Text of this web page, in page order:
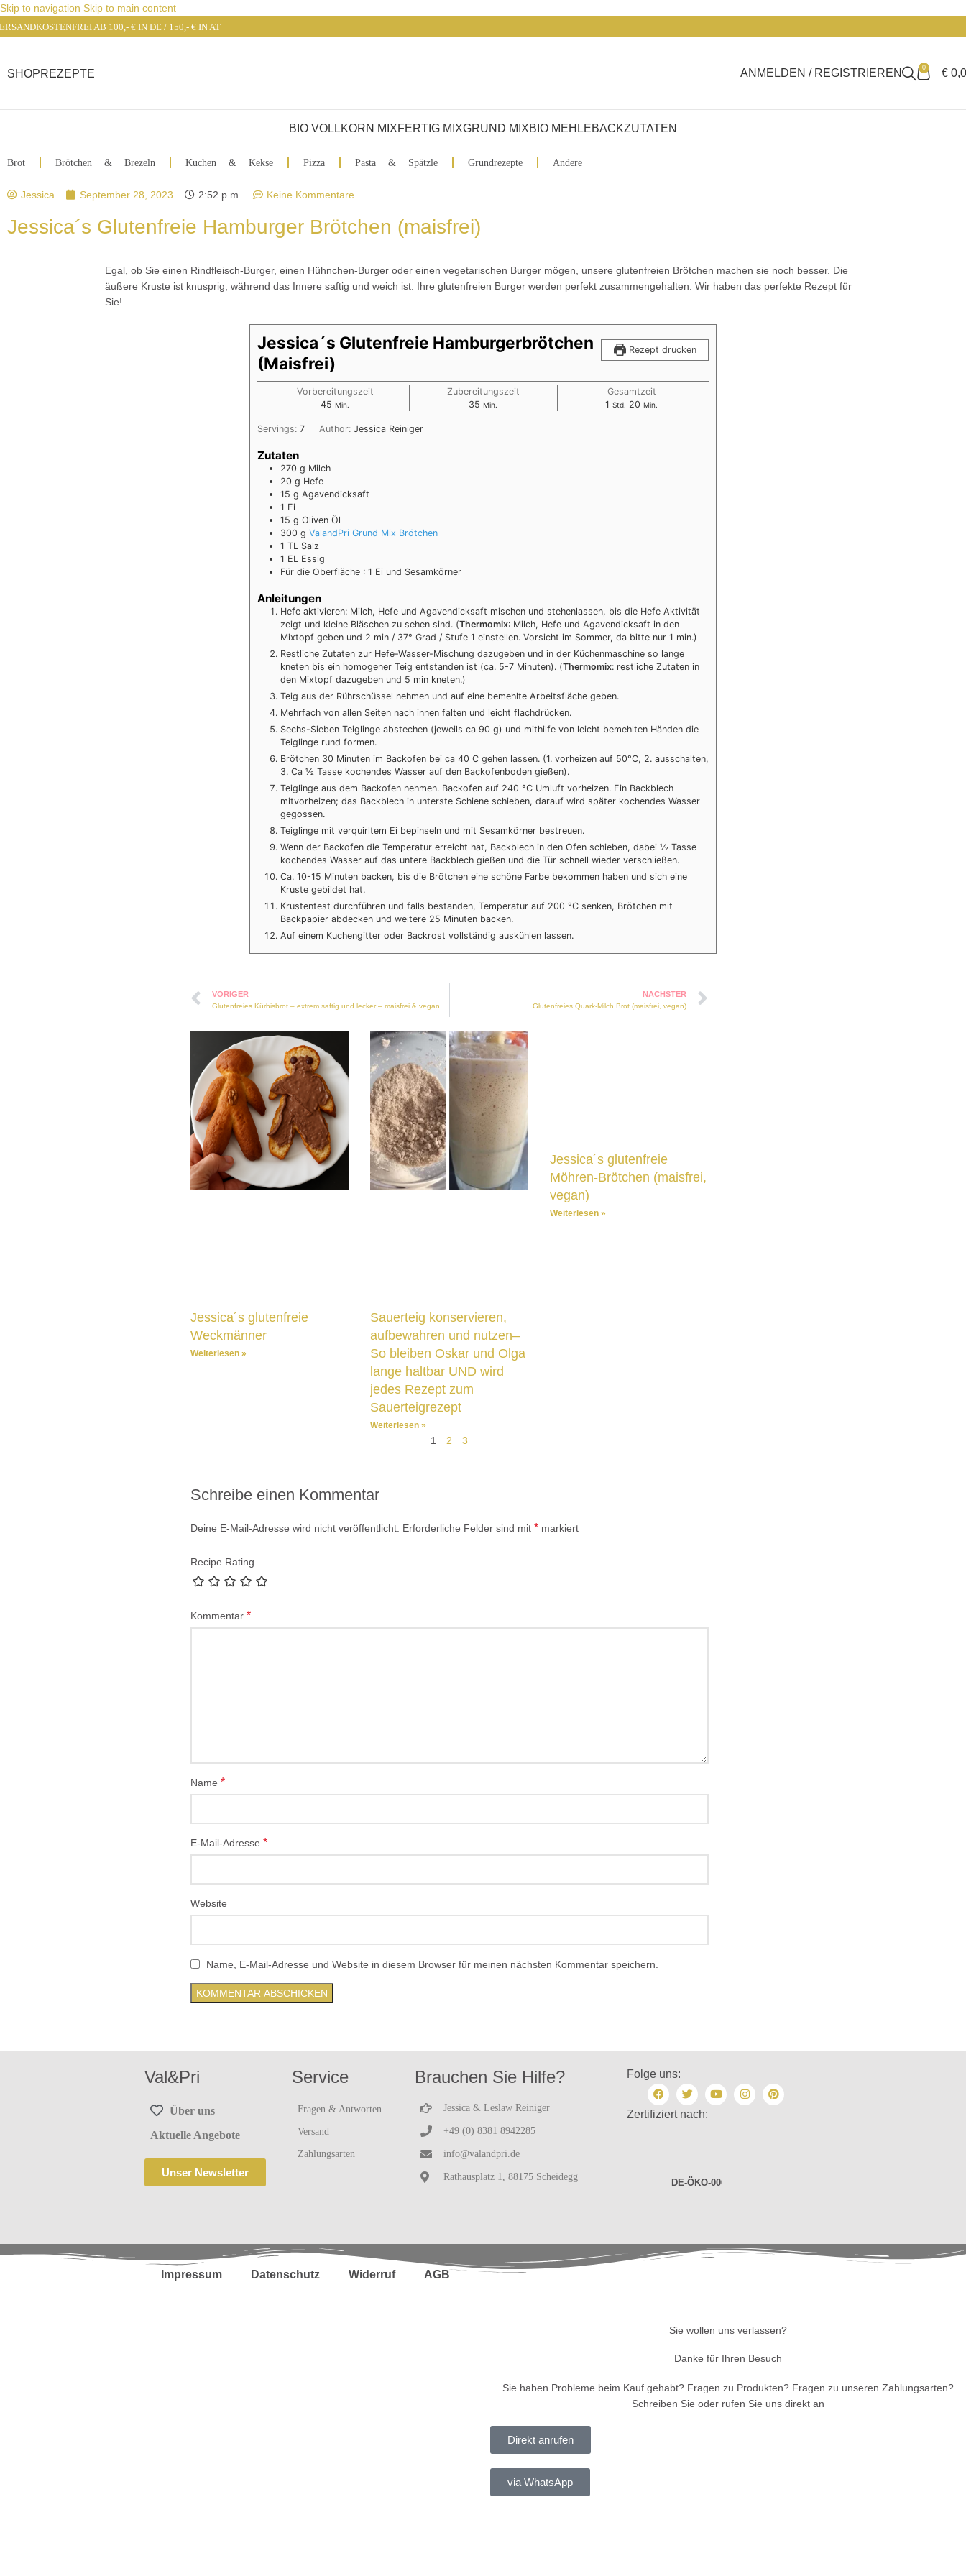
Skip to navigation Skip to main content
AB 100,- € IN DE / 150,- € IN AT
SHOPREZEPTE ANMELDEN / REGISTRIEREN 0 €
BIO VOLLKORN MIXFERTIG MIXGRUND MIXBIO MEHLEBACKZUTATEN
Brot Brötchen & Brezeln Kuchen & Kekse Pizza Pasta & Spätzle Grundrezepte Andere
Jessica September 28, 2023 2:52 p.m. Keine Kommentare
Jessica´s Glutenfreie Hamburger Brötchen (maisfrei)
Egal, ob Sie einen Rindfleisch-Burger, einen Hühnchen-Burger oder einen vegetarischen Burger mögen, unsere glutenfreien Brötchen machen sie noch besser. Die
äußere Kruste ist knusprig, während das Innere saftig und weich ist. Ihre glutenfreien Burger werden perfekt zusammengehalten. Wir haben das perfekte Rezept für
Sie!
Rezept drucken
Jessica´s Glutenfreie Hamburgerbrötchen
(Maisfrei)
Vorbereitungszeit
45 Min.
Zubereitungszeit
35 Min.
Gesamtzeit
1 Std. 20 Min.
Servings:7 Author: Jessica Reiniger
Zutaten
270 g Milch
20 g Hefe
15 g Agavendicksaft
1 Ei
15 g Oliven Öl
300 g ValandPri Grund Mix Brötchen
1 TL Salz
1 EL Essig
Für die Oberfläche : 1 Ei und Sesamkörner
Anleitungen
Hefe aktivieren: Milch, Hefe und Agavendicksaft mischen und stehenlassen, bis die Hefe Aktivität
zeigt und kleine Bläschen zu sehen sind. (Thermomix: Milch, Hefe und Agavendicksaft in den
Mixtopf geben und 2 min / 37° Grad / Stufe 1 einstellen. Vorsicht im Sommer, da bitte nur 1 min.)
Restliche Zutaten zur Hefe-Wasser-Mischung dazugeben und in der Küchenmaschine so lange
kneten bis ein homogener Teig entstanden ist (ca. 5-7 Minuten). (Thermomix: restliche Zutaten in
den Mixtopf dazugeben und 5 min kneten.)
Teig aus der Rührschüssel nehmen und auf eine bemehlte Arbeitsfläche geben.
Mehrfach von allen Seiten nach innen falten und leicht flachdrücken.
Sechs-Sieben Teiglinge abstechen (jeweils ca 90 g) und mithilfe von leicht bemehlten Händen die
Teiglinge rund formen.
Brötchen 30 Minuten im Backofen bei ca 40 C gehen lassen. (1. vorheizen auf 50°C, 2. ausschalten,
3. Ca ½ Tasse kochendes Wasser auf den Backofenboden gießen).
Teiglinge aus dem Backofen nehmen. Backofen auf 240 °C Umluft vorheizen. Ein Backblech
mitvorheizen; das Backblech in unterste Schiene schieben, darauf wird später kochendes Wasser
gegossen.
Teiglinge mit verquirltem Ei bepinseln und mit Sesamkörner bestreuen.
Wenn der Backofen die Temperatur erreicht hat, Backblech in den Ofen schieben, dabei ½ Tasse
kochendes Wasser auf das untere Backblech gießen und die Tür schnell wieder verschließen.
Ca. 10-15 Minuten backen, bis die Brötchen eine schöne Farbe bekommen haben und sich eine
Kruste gebildet hat.
Krustentest durchführen und falls bestanden, Temperatur auf 200 °C senken, Brötchen mit
Backpapier abdecken und weitere 25 Minuten backen.
Auf einem Kuchengitter oder Backrost vollständig auskühlen lassen.
VORIGER
Glutenfreies Kürbisbrot – extrem saftig und lecker – maisfrei & vegan
NÄCHSTER
Glutenfreies Quark-Milch Brot (maisfrei, vegan)
Jessica´s glutenfreie
Weckmänner
Weiterlesen »
Sauerteig konservieren,
aufbewahren und nutzen–
So bleiben Oskar und Olga
lange haltbar UND wird
jedes Rezept zum
Sauerteigrezept
Weiterlesen »
Jessica´s glutenfreie
Möhren-Brötchen (maisfrei,
vegan)
Weiterlesen »
1 2 3
Schreibe einen Kommentar
Deine E-Mail-Adresse wird nicht veröffentlicht. Erforderliche Felder sind mit* markiert
Recipe Rating
Kommentar*
Name*
E-Mail-Adresse*
Website
Name, E-Mail-Adresse und Website in diesem Browser für meinen nächsten Kommentar speichern.
Val&Pri
Über uns
Aktuelle Angebote
Unser Newsletter
Service
Fragen & Antworten
Versand
Zahlungsarten
Brauchen Sie Hilfe?
Jessica & Leslaw Reiniger
+49 (0) 8381 8942285
info@valandpri.de
Rathausplatz 1, 88175 Scheidegg
Folge uns:
Zertifiziert nach:
DE-ÖKO-006
Impressum Datenschutz Widerruf AGB
Sie wollen uns verlassen?
Danke für Ihren Besuch
Sie haben Probleme beim Kauf gehabt? Fragen zu Produkten? Fragen zu unseren Zahlungsarten?
Schreiben Sie oder rufen Sie uns direkt an
Direkt anrufen
via WhatsApp